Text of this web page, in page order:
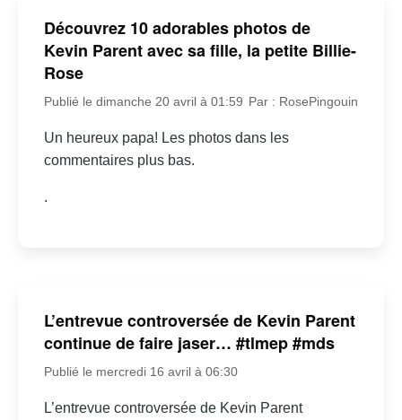
Découvrez 10 adorables photos de
Kevin Parent avec sa fille, la petite Billie-
Rose
Publié le dimanche 20 avril à 01:59 Par : RosePingouin
Un heureux papa! Les photos dans les
commentaires plus bas.
.
L’entrevue controversée de Kevin Parent
continue de faire jaser… #tlmep #mds
Publié le mercredi 16 avril à 06:30
L’entrevue controversée de Kevin Parent